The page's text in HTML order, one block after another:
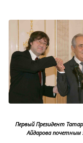
Первый Президент
Айдарова почетным